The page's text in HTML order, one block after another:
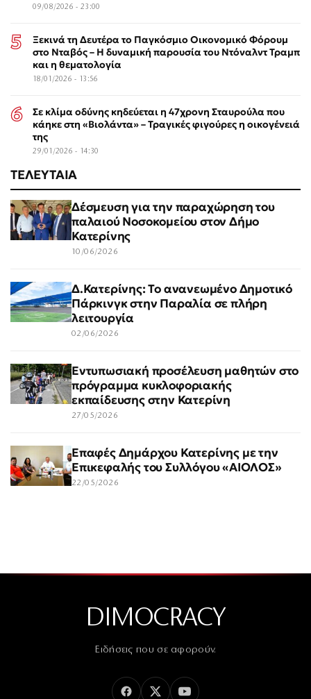
09/08/2026 - 23:00
Ξεκινά τη Δευτέρα το Παγκόσμιο Οικονομικό Φόρουμ
στο Νταβός – Η δυναμική παρουσία του Ντόναλντ Τραμπ
και η θεματολογία
18/01/2026 - 13:56
Σε κλίμα οδύνης κηδεύεται η 47χρονη Σταυρούλα που
κάηκε στη «Βιολάντα» – Τραγικές φιγούρες η οικογένειά
της
29/01/2026 - 14:30
ΤΕΛΕΥΤΑΙΑ
Δέσμευση για την παραχώρηση του
παλαιού Νοσοκομείου στον Δήμο
Κατερίνης
10/06/2026
Δ.Κατερίνης: Το ανανεωμένο Δημοτικό
Πάρκινγκ στην Παραλία σε πλήρη
λειτουργία
02/06/2026
Εντυπωσιακή προσέλευση μαθητών στο
πρόγραμμα κυκλοφοριακής
εκπαίδευσης στην Κατερίνη
27/05/2026
Επαφές Δημάρχου Κατερίνης με την
Επικεφαλής του Συλλόγου «ΑΙΟΛΟΣ»
22/05/2026
DIMOCRACY
Ειδήσεις που σε αφορούν.